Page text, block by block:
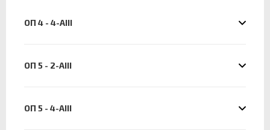
ОП 4 - 4-АIII
ОП 5 - 2-АIII
ОП 5 - 4-АIII